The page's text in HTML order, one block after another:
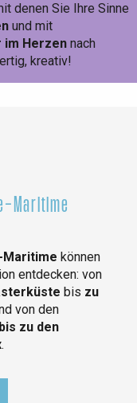
denen Sie Ihre Sinne
und mit
im Herzen nach
kreativ!
Maritime
Maritime können
entdecken: von
bis zu
von den
zu den
.